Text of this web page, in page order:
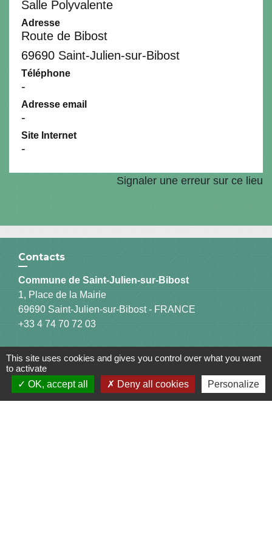
Salle Polyvalente
Adresse
Route de Bibost
69690 Saint-Julien-sur-Bibost
Téléphone
-
Adresse email
-
Site Internet
-
Signaler une erreur sur ce lieu
Contacts
Commune de Saint-Julien-sur-Bibost
1, Place de la Mairie
69690 Saint-Julien-sur-Bibost - FRANCE
+33 4 74 70 72 03
Liens
This site uses cookies and gives you control over what you want
to activate
OK, accept all
Deny all cookies Personalize